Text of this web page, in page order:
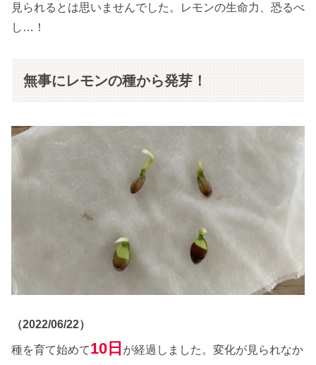
見られるとは思いませんでした。レモンの生命力、恐るべ
し…！
無事にレモンの種から発芽！
（2022/06/22）
種を育て始めて10日 が経過しました。変化が見られなか